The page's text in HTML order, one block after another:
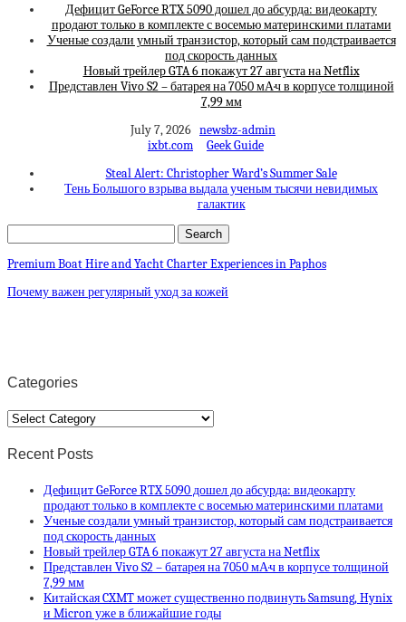
Дефицит GeForce RTX 5090 дошел до абсурда: видеокарту
продают только в комплекте с восемью материнскими платами
Ученые создали умный транзистор, который сам подстраивается
под скорость данных
Новый трейлер GTA 6 покажут 27 августа на Netflix
Представлен Vivo S2 – батарея на 7050 мА·ч в корпусе толщиной
7,99 мм
July 7, 2026 newsbz-admin
ixbt.com
Geek Guide
Steal Alert: Christopher Ward’s Summer Sale
Тень Большого взрыва выдала ученым тысячи невидимых
галактик
Premium Boat Hire and Yacht Charter Experiences in Paphos
Почему важен регулярный уход за кожей
Categories
Categories
Recent Posts
Дефицит GeForce RTX 5090 дошел до абсурда: видеокарту
продают только в комплекте с восемью материнскими платами
Ученые создали умный транзистор, который сам подстраивается
под скорость данных
Новый трейлер GTA 6 покажут 27 августа на Netflix
Представлен Vivo S2 – батарея на 7050 мА·ч в корпусе толщиной
7,99 мм
Китайская CXMT может существенно подвинуть Samsung, Hynix
и Micron уже в ближайшие годы